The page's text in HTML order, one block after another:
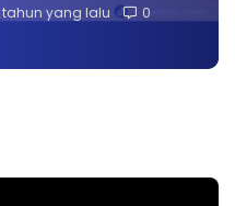
tahun yang lalu 0